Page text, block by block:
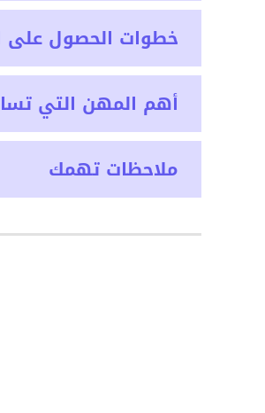
خطوات الحصول على
أهم المهن التي
ملاحظات تهمك